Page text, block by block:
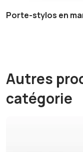
Porte-stylos en
Autres
catégorie